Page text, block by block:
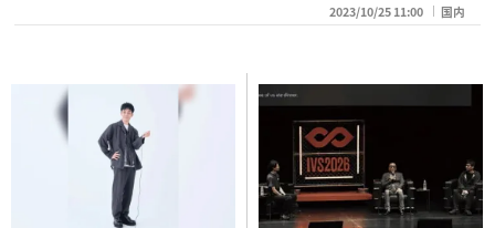
2023/10/25 11:00 国内